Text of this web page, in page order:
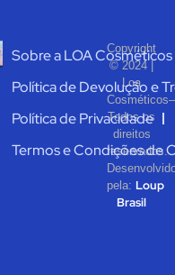
Sobre a LOA Cosméticos
Política de Devolução e
Política de Privacidade
Termos e Condições de
Copyright
© 2024 |
Loa
Cosméticos–
Todos os
direitos
reservados.
pela: Loup
Brasil